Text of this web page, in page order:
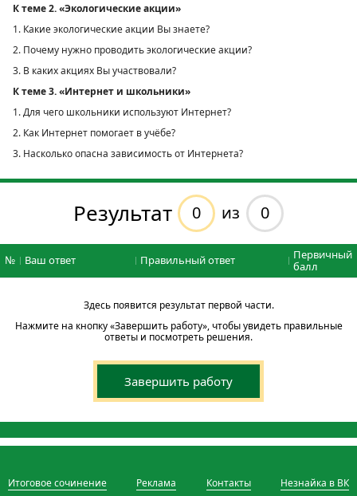
К теме 2. «Экологические акции»
1. Какие экологические акции Вы знаете?
2. Почему нужно проводить экологические акции?
3. В каких акциях Вы участвовали?
К теме 3. «Интернет и школьники»
1. Для чего школьники используют Интернет?
2. Как Интернет помогает в учёбе?
3. Насколько опасна зависимость от Интернета?
Результат 0 из 0
№ Ваш ответ Правильный ответ
Первичный
балл
Здесь появится результат первой части.
Нажмите на кнопку «Завершить работу», чтобы увидеть правильные
ответы и посмотреть решения.
Завершить работу
Итоговое сочинение Реклама Контакты Незнайка в ВК